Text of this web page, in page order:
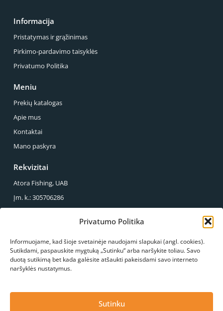
Privatumo Politika
Informuojame, kad šioje svetainėje naudojami slapukai (angl. cookies).
Sutikdami, paspauskite mygtuką „Sutinku“ arba naršykite toliau. Savo
duotą sutikimą bet kada galėsite atšaukti pakeisdami savo interneto
naršyklės nustatymus.
Sutinku
Informacija
Pristatymas ir grąžinimas
Pirkimo-pardavimo taisyklės
Privatumo Politika
Meniu
Prekių katalogas
Apie mus
Kontaktai
Mano paskyra
Rekvizitai
Atora Fishing, UAB
Įm. k.: 305706286
Reg. Adresas.: Sirupio g. 49-43, Panevėžys
Mus galite rasti
S.Kerbedžio g. 23, Panevėžys
Paskambinkite mums Konsultacija